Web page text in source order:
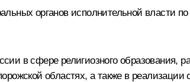
органов исполнительной власти
в сфере религиозного образования,
областях, а также в